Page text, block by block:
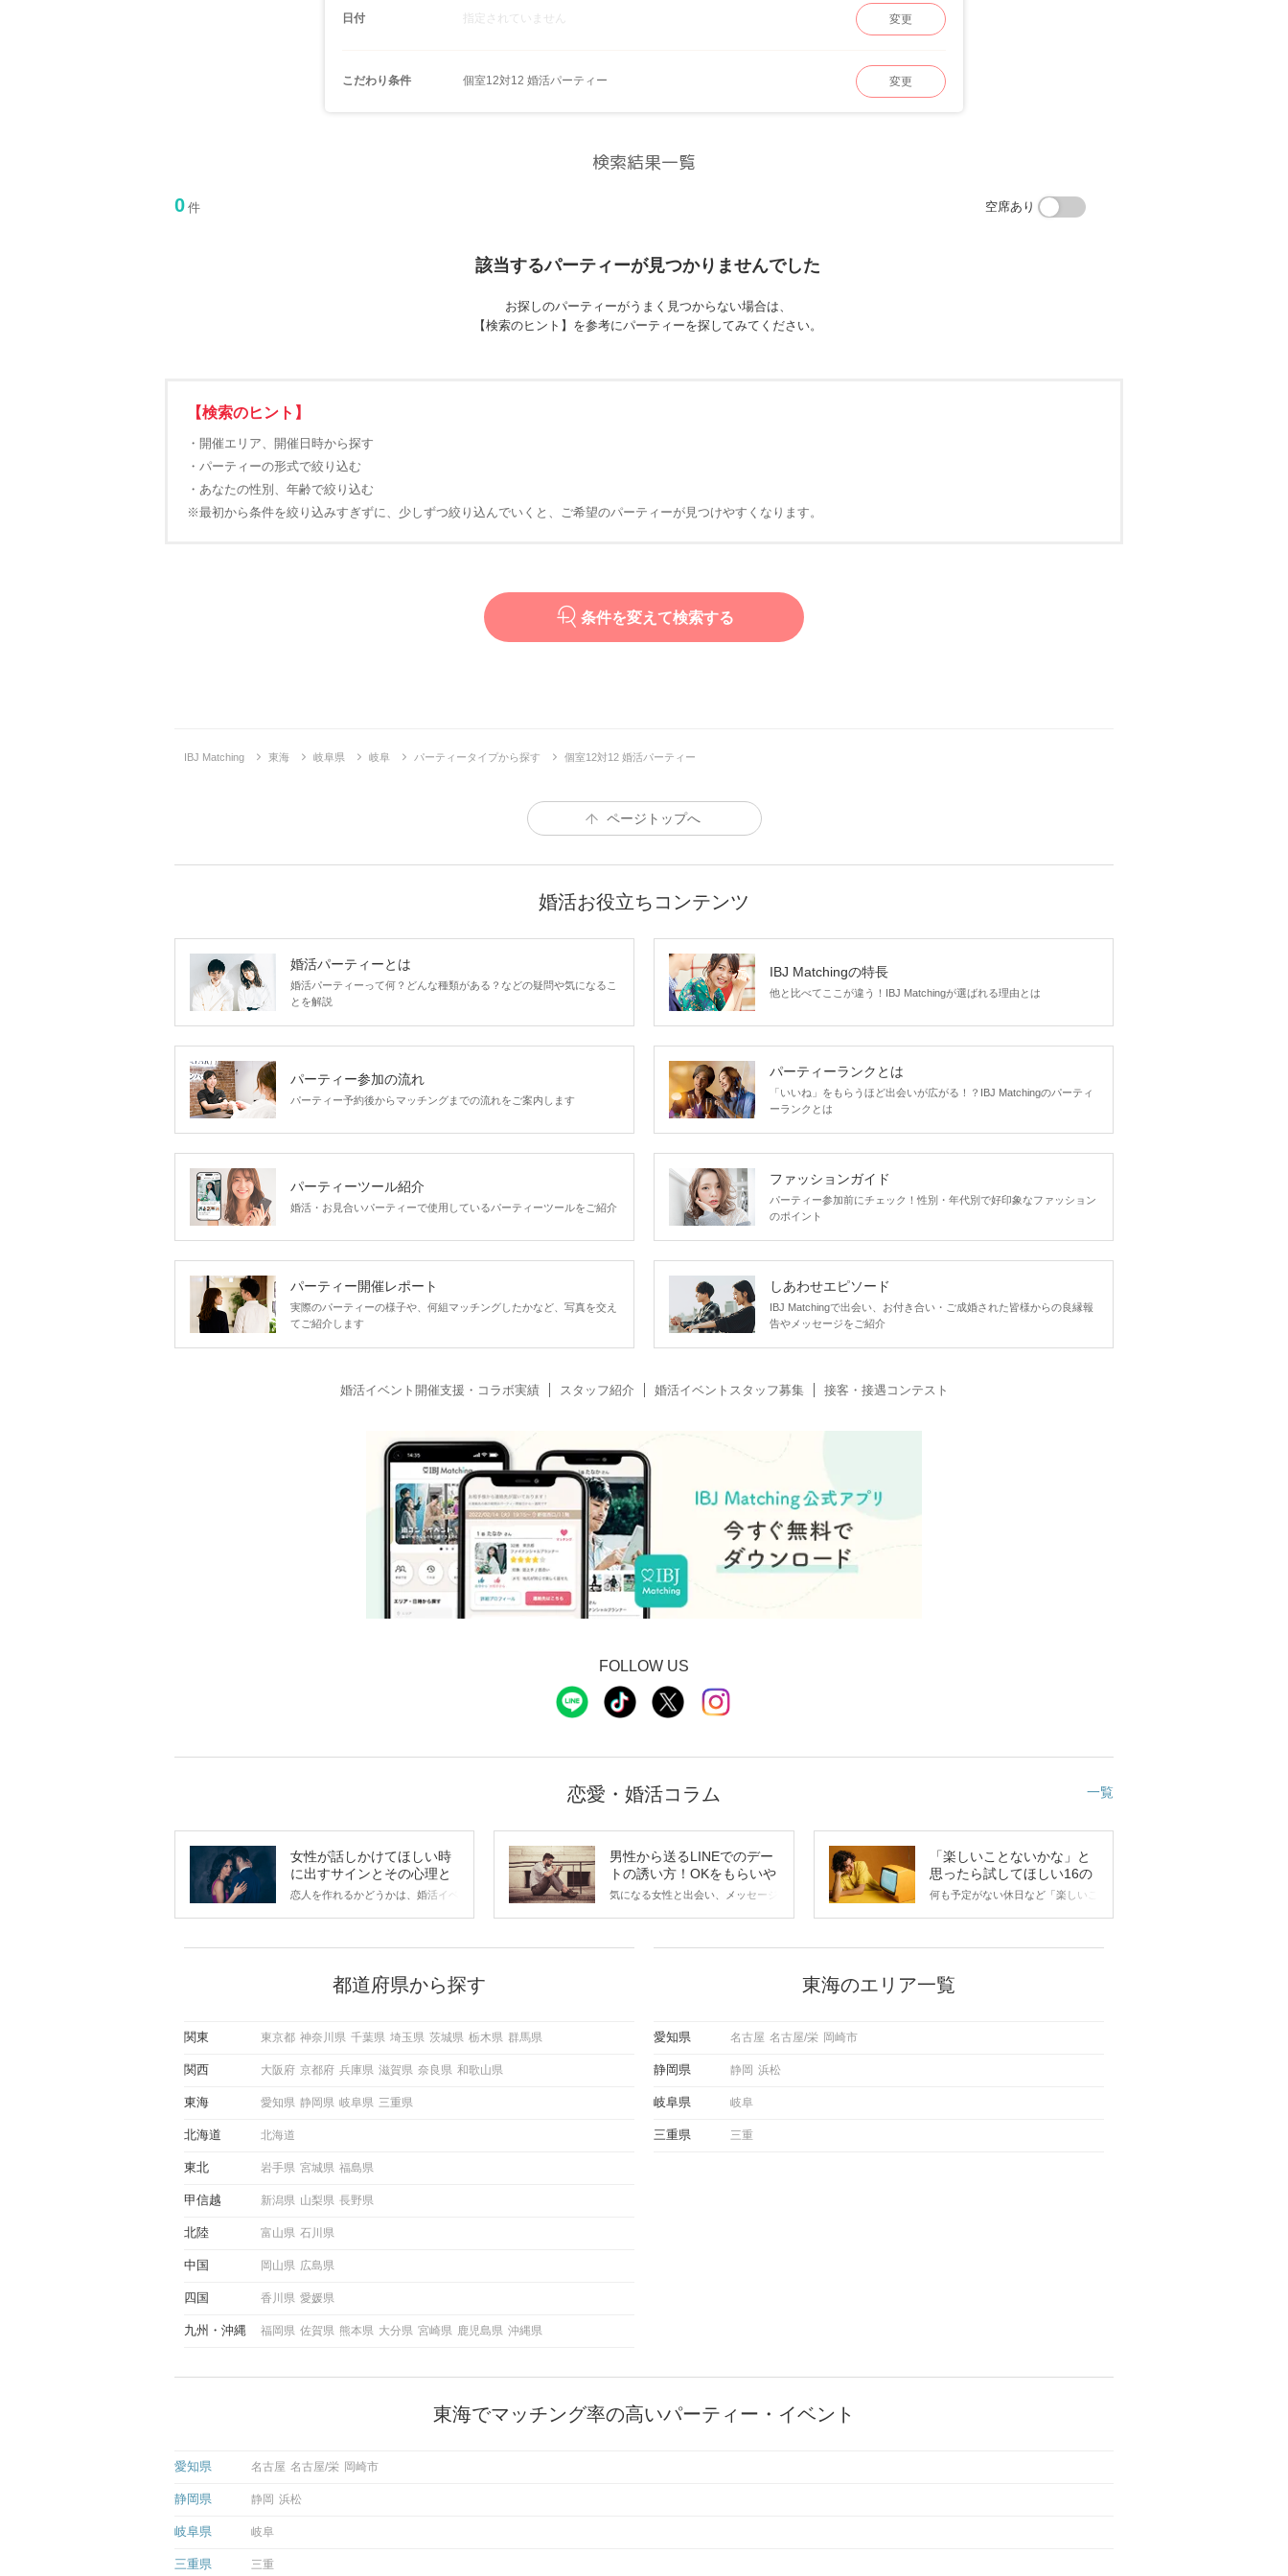
日付 指定されていません 変更
こだわり条件 個室12対12 婚活パーティー 変更
検索結果一覧
0 件 空席あり
該当するパーティーが見つかりませんでした
お探しのパーティーがうまく見つからない場合は、
【検索のヒント】を参考にパーティーを探してみてください。
【検索のヒント】
・開催エリア、開催日時から探す
・パーティーの形式で絞り込む
・あなたの性別、年齢で絞り込む
※最初から条件を絞り込みすぎずに、少しずつ絞り込んでいくと、ご希望のパーティーが見つけやすくなります。
条件を変えて検索する
IBJ Matching 東海 岐阜県 岐阜 パーティータイプから探す 個室12対12 婚活パーティー
ページトップへ
婚活お役立ちコンテンツ
婚活パーティーとは
婚活パーティーって何？どんな種類がある？などの疑問や気になるこ
とを解説
IBJ Matchingの特長
他と比べてここが違う！IBJ Matchingが選ばれる理由とは
パーティー参加の流れ
パーティー予約後からマッチングまでの流れをご案内します
パーティーランクとは
「いいね」をもらうほど出会いが広がる！？IBJ Matchingのパーティ
ーランクとは
パーティーツール紹介
婚活・お見合いパーティーで使用しているパーティーツールをご紹介
ファッションガイド
パーティー参加前にチェック！性別・年代別で好印象なファッション
のポイント
パーティー開催レポート
実際のパーティーの様子や、何組マッチングしたかなど、写真を交え
てご紹介します
しあわせエピソード
IBJ Matchingで出会い、お付き合い・ご成婚された皆様からの良縁報
告やメッセージをご紹介
婚活イベント開催支援・コラボ実績 スタッフ紹介 婚活イベントスタッフ募集 接客・接遇コンテスト
FOLLOW US
恋愛・婚活コラム 一覧
女性が話しかけてほしい時
に出すサインとその心理と
は？
恋人を作れるかどうかは、婚活イベ
から恋人作りを本格的に始めようと
している方は、女性が異性を求めて
この記事では、女性が話しかけて欲
しく解説した後、婚活イベントで実
ような行動に繋げるべきかをご紹介
男性から送るLINEでのデー
トの誘い方！OKをもらいや
すいメッセージのコツは？
気になる女性と出会い、メッセージ
も混じえながら解説するので、ぜひ
「楽しいことないかな」と
思ったら試してほしい16の
こと
何も予定がない休日など「楽しいこ
になれる対処法から、恋愛・自分磨
き・趣味などジャンル別の楽しいこ
都道府県から探す
関東 東京都 神奈川県 千葉県 埼玉県 茨城県 栃木県 群馬県
関西 大阪府 京都府 兵庫県 滋賀県 奈良県 和歌山県
東海 愛知県 静岡県 岐阜県 三重県
北海道 北海道
東北 岩手県 宮城県 福島県
甲信越 新潟県 山梨県 長野県
北陸 富山県 石川県
中国 岡山県 広島県
四国 香川県 愛媛県
九州 沖縄 福岡県 佐賀県 熊本県 大分県 宮崎県 鹿児島県 沖縄県
東海のエリア一覧
愛知県 名古屋 名古屋/栄 岡崎市
静岡県 静岡 浜松
岐阜県 岐阜
三重県 三重
東海でマッチング率の高いパーティー・イベント
愛知県 名古屋 名古屋/栄 岡崎市
静岡県 静岡 浜松
岐阜県 岐阜
三重県 三重